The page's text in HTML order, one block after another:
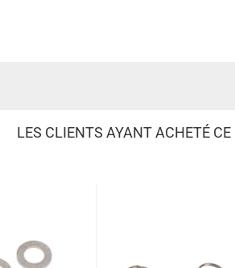
LES CLIENTS AYANT ACHETÉ